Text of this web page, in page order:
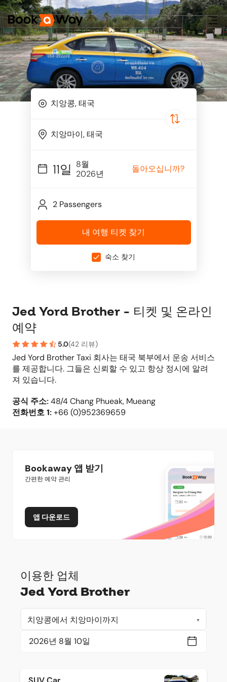
11일 8월
2026년
돌아오십니까?
2 Passengers
내 여행 티켓 찾기
숙소 찾기
Jed Yord Brother - 티켓 및 온라인
예약
5.0(42 리뷰)
Jed Yord Brother Taxi 회사는 태국 북부에서 운송 서비스
를 제공합니다. 그들은 신뢰할 수 있고 항상 정시에 알려
져 있습니다.
공식 주소:48/4 Chang Phueak, Mueang
전화번호1:+66 (0)952369659
Bookaway 앱 받기
간편한 예약 관리
앱 다운로드
이용한 업체
Jed Yord Brother